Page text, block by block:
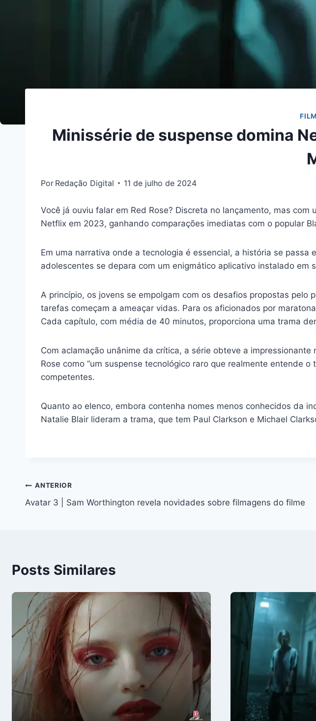
Minissérie de suspense domina
Por Redação Digital 11 de julho de 2024
Você já ouviu falar em Red Rose? Discreta no lançamento, mas
Netflix em 2023, ganhando comparações imediatas com o popular
Em uma narrativa onde a tecnologia é essencial, a história se
adolescentes se depara com um enigmático aplicativo instalado em
A princípio, os jovens se empolgam com os desafios propostas
tarefas começam a ameaçar vidas. Para os aficionados por
Cada capítulo, com média de 40 minutos, proporciona uma trama
Com aclamação unânime da crítica, a série obteve a
Rose como “um suspense tecnológico raro que realmente entende
competentes.
Quanto ao elenco, embora contenha nomes menos conhecidos da
Natalie Blair lideram a trama, que tem Paul Clarkson e Michael
Navegação
de
ANTERIOR
Avatar 3 | Sam Worthington revela novidades sobre filmagens do filme
Posts Similares